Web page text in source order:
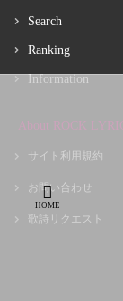
Search
Ranking
Information
About ROCK LYRIC
サイト利用規約
お問い合わせ
歌詩リクエスト
HOME